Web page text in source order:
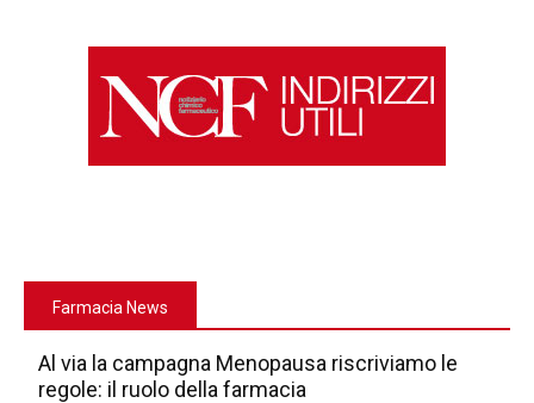
Farmacia News
Al via la campagna Menopausa riscriviamo le
regole: il ruolo della farmacia